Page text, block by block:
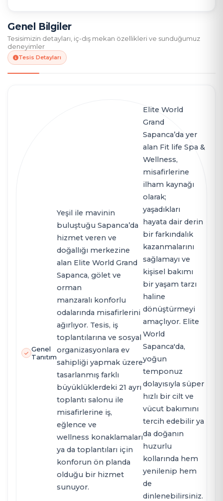
Genel Bilgiler
Tesisimizin detayları, iç-dış mekan özellikleri ve sunduğumuz
deneyimler
Tesis Detayları
Genel
Tanıtım
Yeşil ile mavinin
buluştuğu Sapanca’da
hizmet veren ve
doğallığı merkezine
alan Elite World Grand
Sapanca, gölet ve
orman
manzaralı konforlu
odalarında misafirlerini
ağırlıyor. Tesis, iş
toplantılarına ve sosyal
organizasyonlara ev
sahipliği yapmak üzere
tasarlanmış farklı
büyüklüklerdeki 21 ayrı
toplantı salonu ile
misafirlerine iş,
eğlence ve
wellness konaklamaları
ya da toplantıları için
konforun ön planda
olduğu bir hizmet
sunuyor.
Elite World
Grand
Sapanca’da yer
alan Fit life Spa &
Wellness,
misafirlerine
ilham kaynağı
olarak;
yaşadıkları
hayata dair derin
bir farkındalık
kazanmalarını
sağlamayı ve
kişisel bakımı
bir yaşam tarzı
haline
dönüştürmeyi
amaçlıyor. Elite
World
Sapanca'da,
yoğun
temponuz
dolayısıyla süper
hızlı bir cilt ve
vücut bakımını
tercih edebilir ya
da doğanın
huzurlu
kollarında hem
yenilenip hem
de
dinlenebilirsiniz.